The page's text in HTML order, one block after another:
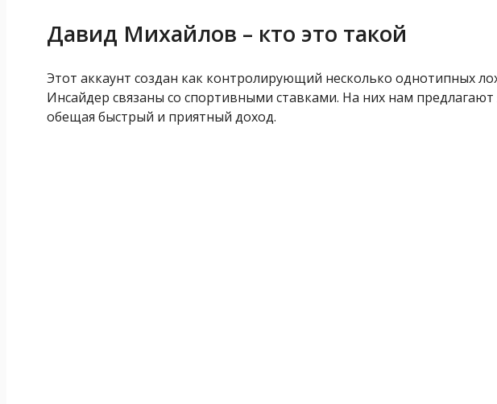
Давид Михайлов – кто это такой
Этот аккаунт создан как контролирующий несколько однотипных
Инсайдер связаны со спортивными ставками. На них нам
обещая быстрый и приятный доход.